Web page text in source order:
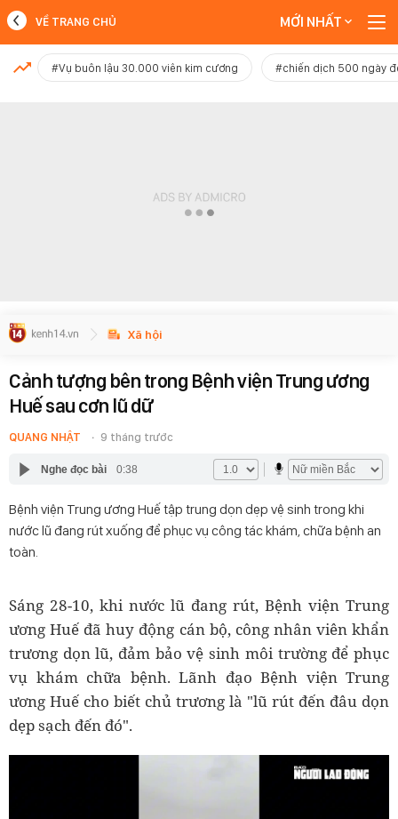
MỚI NHẤT
VỀ TRANG CHỦ MỚI NHẤT
#Vụ buôn lậu 30.000 viên kim cương #chiến dịch 500 ngày
Xã hội
Cảnh tượng bên trong Bệnh viện Trung ương
Huế sau cơn lũ dữ
QUANG NHẬT 9 tháng trước
Nghe đọc bài 0:38
Bệnh viện Trung ương Huế tập trung dọn dẹp vệ sinh trong khi
nước lũ đang rút xuống để phục vụ công tác khám, chữa bệnh an
toàn.
Sáng 28-10, khi nước lũ đang rút, Bệnh viện Trung
ương Huế đã huy động cán bộ, công nhân viên khẩn
trương dọn lũ, đảm bảo vệ sinh môi trường để phục
vụ khám chữa bệnh. Lãnh đạo Bệnh viện Trung
ương Huế cho biết chủ trương là "lũ rút đến đâu dọn
dẹp sạch đến đó".